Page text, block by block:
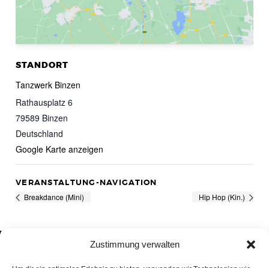
Zustimmung verwalten
STANDORT
Tanzwerk Binzen
Rathausplatz 6
79589 Binzen
Deutschland
Google Karte anzeigen
VERANSTALTUNG-NAVIGATION
Breakdance (Mini) Hip Hop (Kin.)